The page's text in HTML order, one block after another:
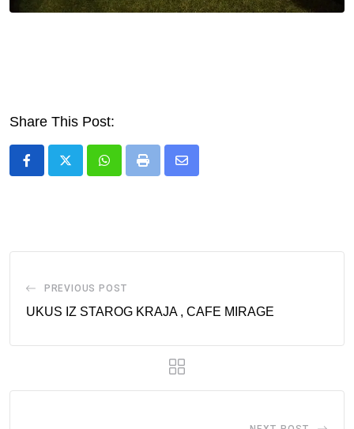
Share This Post:
WhatsappPrint
Share
PREVIOUS POST
UKUS IZ STAROG KRAJA , CAFE MIRAGE